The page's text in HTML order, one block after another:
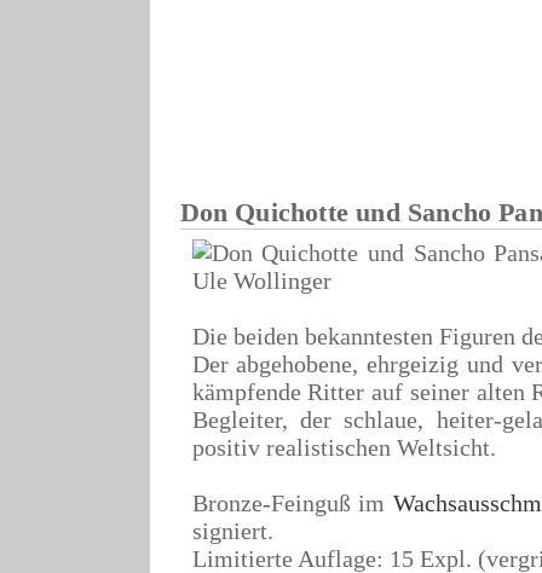
Don Quichotte und Sancho
Die beiden bekanntesten Figuren
Der abgehobene, ehrgeizig und
kämpfende Ritter auf seiner alten
Begleiter, der schlaue, heiter-
positiv realistischen Weltsicht.
Bronze-Feinguß im
signiert.
Limitierte Auflage: 15 Expl.